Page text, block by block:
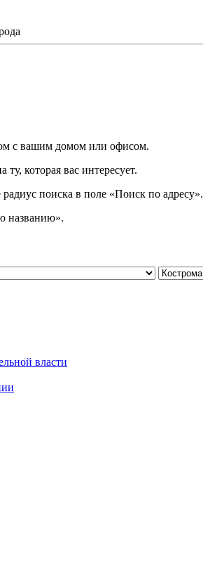
с вашим домом или офисом.
которая вас интересует.
поиска в поле «Поиск по адресу».
названию».
власти